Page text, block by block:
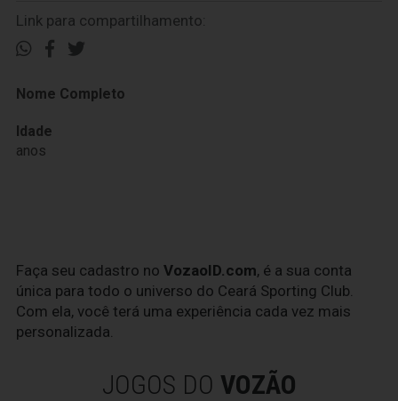
Link para compartilhamento:
Nome Completo
Idade
anos
Faça seu cadastro no VozaoID.com, é a sua conta
única para todo o universo do Ceará Sporting Club.
Com ela, você terá uma experiência cada vez mais
personalizada.
JOGOS DO VOZÃO